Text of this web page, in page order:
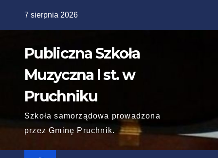
7 sierpnia 2026
Publiczna Szkoła
Muzyczna I st. w
Pruchniku
Szkoła samorządowa prowadzona
przez Gminę Pruchnik.